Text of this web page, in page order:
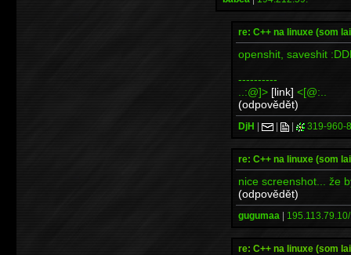
re: C++ na linuxe (som
openshit, saveshit
----------
..:@]> [link] <[@:..
(odpovědět)
DjH | | | 319-960-
re: C++ na linuxe (som
nice screenshot... že
(odpovědět)
gugumaa |
re: C++ na linuxe (som